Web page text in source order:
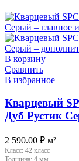
В корзину
Сравнить
В избранное
Кварцевый
Дуб Рустик
2 590.00 ₽ м²
Класс: 42 класс
Толщина: 4 мм